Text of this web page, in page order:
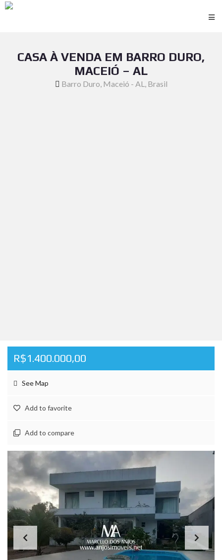
CASA À VENDA EM BARRO DURO,
MACEIÓ – AL
Barro Duro, Maceió - AL, Brasil
R$1.400.000,00
See Map
Add to favorite
Add to compare